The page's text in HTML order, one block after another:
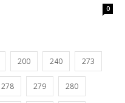
0
200 240 273
278 279 280